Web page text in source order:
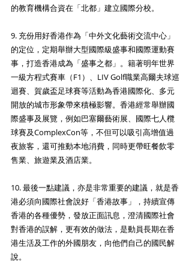
的教育機構合資在「北都」建立國際分校。
9. 充份用好香港作為「中外文化藝術交流中心」
的定位，定期舉辦大型國際級盛事和國際運動賽
事，打造香港成為「盛事之都」。籍著明年世界
一級方程式賽車（F1）、LIV Golf職業高爾夫球巡
迴賽、賀歲盃足球賽等活動為香港國際化、多元
開放的城市形象帶來積極影響。香港經常舉辦國
際盛事及展覽，例如巴塞爾藝術展、國際七人欖
球賽及ComplexCon等，不但可以吸引高增值過
夜旅客，還可推動本地消費，同時更帶旺餐飲零
售業、旅遊業及酒店業。
10. 最後一點建議，亦是非常重要的建議，就是香
港必須向國際社會說好「香港故事」，持續宣傳
香港的各種優勢，發放正面訊息，澄清國際社會
對香港的誤解，更有效的做法，是動員長期在香
港生活及工作的外國朋友，向他們自己的國民解
說。